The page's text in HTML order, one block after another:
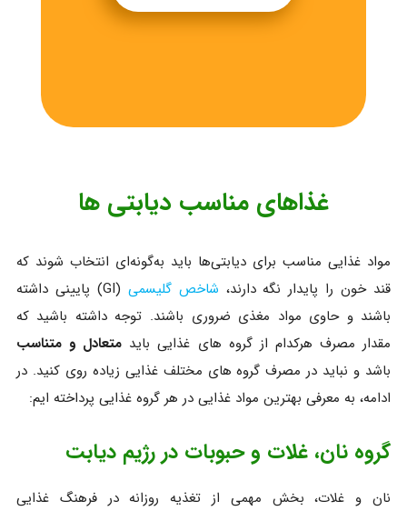
غذاهای مناسب دیابتی ها
مواد غذایی مناسب برای دیابتی‌ها باید به‌گونه‌ای انتخاب شوند که
قند خون را پایدار نگه دارند، شاخص گلیسمی
(GI) پایینی داشته
باشند و حاوی مواد مغذی ضروری باشند. توجه داشته باشید که
مقدار مصرف هرکدام از گروه های غذایی باید متعادل و متناسب
باشد و نباید در مصرف گروه های مختلف غذایی زیاده روی کنید. در
ادامه، به معرفی بهترین مواد غذایی در هر گروه غذایی پرداخته ایم:
گروه نان، غلات و حبوبات در رژیم دیابت
نان و غلات، بخش مهمی از تغذیه روزانه در فرهنگ غذایی